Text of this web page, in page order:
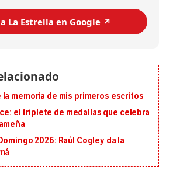
La Estrella en Google ↗️
la memoria de mis primeros escritos
el triplete de medallas que celebra
2026: Raúl Cogley da la